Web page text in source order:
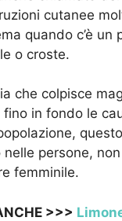
cutanee
quando c’è
o croste.
che colpisce
in fondo le
nelle persone,
femminile.
>>>